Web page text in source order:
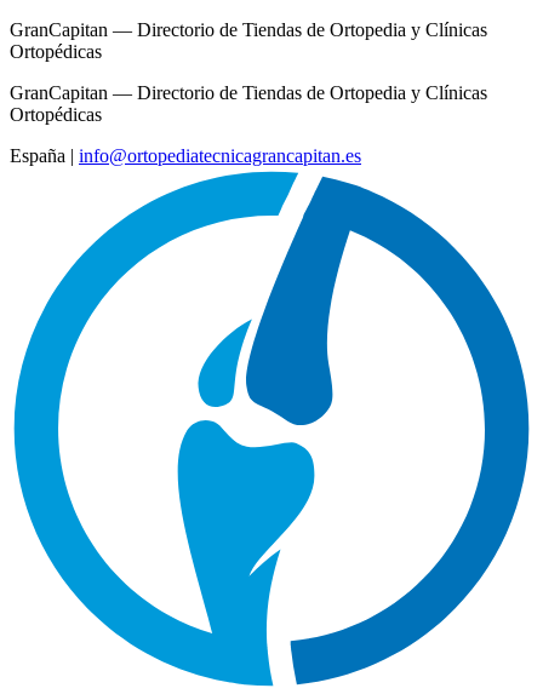
GranCapitan — Directorio de Tiendas de Ortopedia y Clínicas
Ortopédicas
GranCapitan — Directorio de Tiendas de Ortopedia y Clínicas
Ortopédicas
España | info@ortopediatecnicagrancapitan.es